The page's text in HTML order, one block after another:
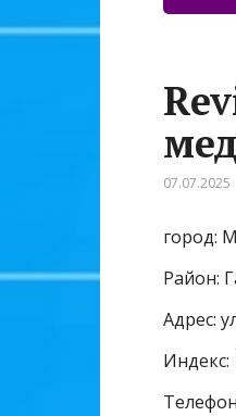
07.07.2025
город:
Район:
Адрес:
Индекс: